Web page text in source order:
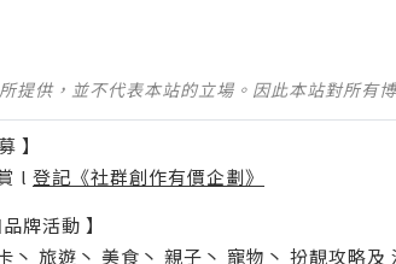
提供，並不代表本站的立場。因此本站對所有
】
l 登記《社群創作有價企劃》
牌活動 】
丶 旅遊 丶 美食 丶 親子 丶 寵物 丶 扮靚攻略及